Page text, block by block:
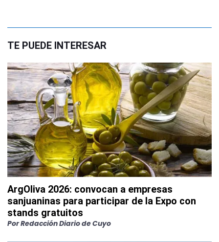
TE PUEDE INTERESAR
ArgOliva 2026: convocan a empresas
sanjuaninas para participar de la Expo con
stands gratuitos
PorRedacción Diario de Cuyo